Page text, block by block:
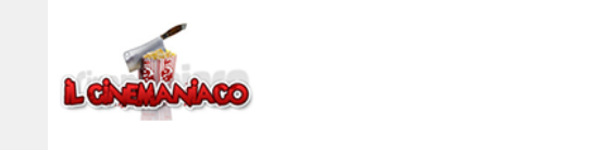
contenuto